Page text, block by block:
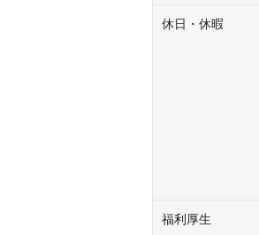
休日・休暇
福利厚生